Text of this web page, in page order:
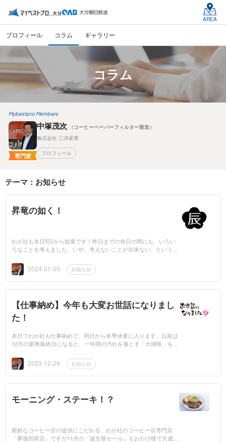
AREA
プロフィール コラム ギャラリー
コラム
Mybestpro Members
専門家
中塚茂次
（コーヒーペーパーフィルター製造）
株式会社 三洋産業
プロフィール
テーマ：お知らせ
昇竜の如く！
わが社も本日5日から始業です！昨日までの休日の間にも、いろい
ろなことを考えました。いや、考えないことが出来ない、というの
年のこと、など...
2024-01-05 お知らせ
【仕事納め】今年も大変お世話になりまし
た！
本日でわが社も仕事納めで、明日から冬季休業に入ります。以前は
12月の業務最終日になると、一年間の汚れを落とす「大掃除」を行
冬の寒い時に冷...
2023-12-29 お知らせ
モーニング・ステーキ！？
新鮮なコーヒー豆の提供にこだわる、わが社のコーヒー豆専門店
「夢珈別府店」ですが11月の「誕生祭セール」もおかげ様で大成功